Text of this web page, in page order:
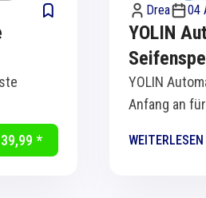
für
*
Drea 04
YOLIN
YOLIN
Anfang an
Dank...
WEITERLESEN